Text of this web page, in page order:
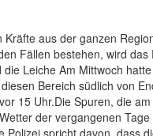
aus der ganzen
Fällen bestehen, wird das
Leiche Am Mittwoch
Bereich südlich von
15 Uhr.Die Spuren, die
der vergangenen